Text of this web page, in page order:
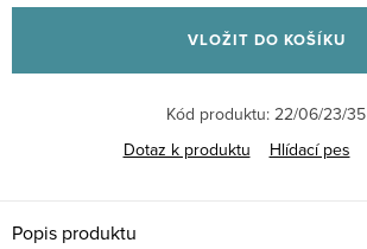
cena:
VLOŽIT DO KOŠÍKU
Kód produktu: 22/06/23/35
Dotaz k produktu
Hlídací pes
Popis produktu